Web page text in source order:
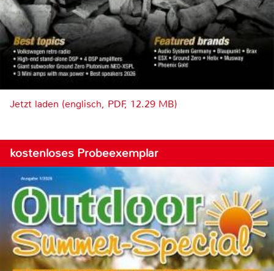
Jetzt laden (englisch, PDF, 12.29 MB)
kostenloses Probeexemplar